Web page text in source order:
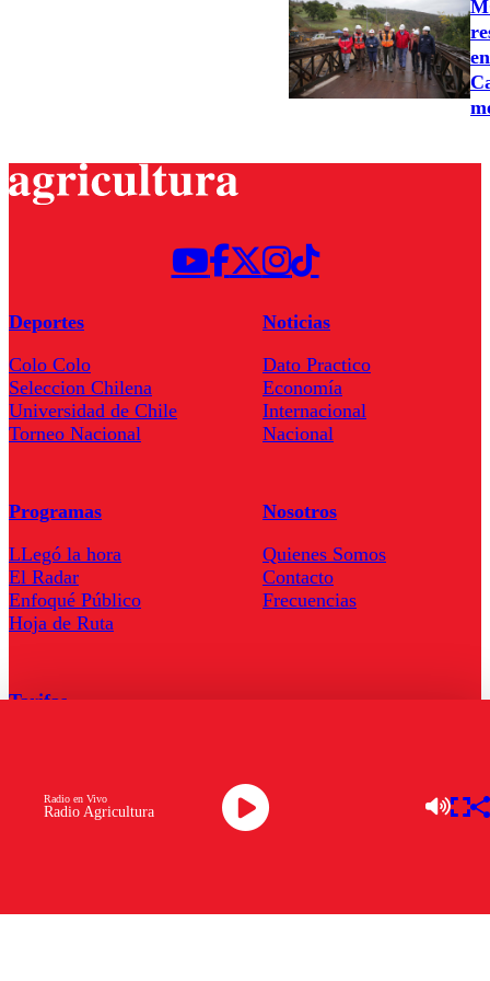
Radio Agricultura
Radio en Vivo
Deportes
Colo Colo
Seleccion Chilena
Universidad de Chile
Torneo Nacional
Noticias
Dato Practico
Economía
Internacional
Nacional
Programas
LLegó la hora
El Radar
Enfoqué Público
Hoja de Ruta
Nosotros
Quienes Somos
Contacto
Frecuencias
Tarifas
Descarga la APP